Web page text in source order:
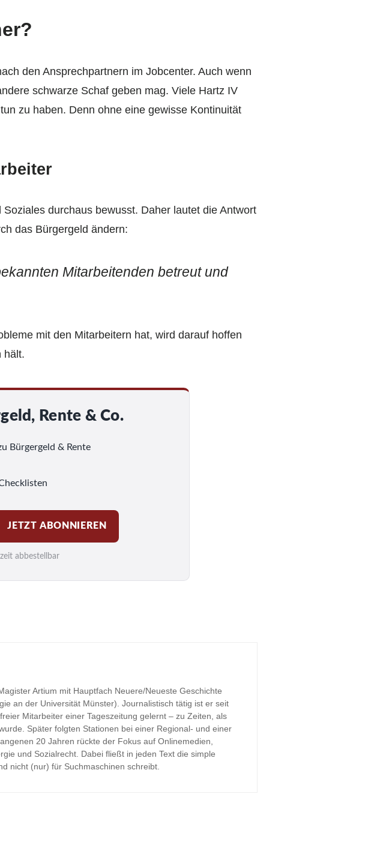
den Ansprechpartnern im Jobcenter. Auch wenn
schwarze Schaf geben mag. Viele Hartz IV
zu haben. Denn ohne eine gewisse Kontinuität
durchaus bewusst. Daher lautet die Antwort
das Bürgergeld ändern:
Mitarbeitenden betreut und
mit den Mitarbeitern hat, wird darauf hoffen
hält.
Rente & Co.
Bürgergeld & Rente
JETZT ABONNIEREN
abbestellbar
Artium mit Hauptfach Neuere/Neueste Geschichte
an der Universität Münster). Journalistisch tätig ist er seit
Mitarbeiter einer Tageszeitung gelernt – zu Zeiten, als
Später folgten Stationen bei einer Regional- und einer
20 Jahren rückte der Fokus auf Onlinemedien,
und Sozialrecht. Dabei fließt in jeden Text die simple
nicht (nur) für Suchmaschinen schreibt.